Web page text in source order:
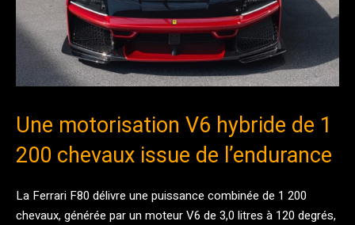
Une motorisation V6 hybride de 1
200 chevaux issue de l’endurance
La Ferrari F80 délivre une puissance combinée de 1 200
chevaux, générée par un moteur V6 de 3,0 litres à 120 degrés,